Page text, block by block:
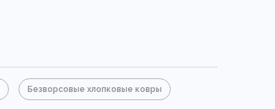
Безворсовые хлопковые ковры